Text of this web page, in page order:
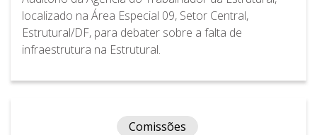
localizado na Área Especial 09, Setor Central,
Estrutural/DF, para debater sobre a falta de
infraestrutura na Estrutural.
Comissões